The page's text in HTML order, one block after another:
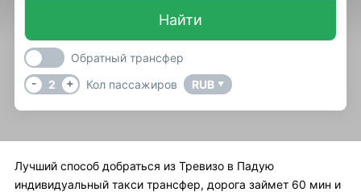
Найти
Обратный трансфер
-
2 + Кол пассажиров RUB ▼
Лучший способ добраться из Тревизо в Падую
индивидуальный такси трансфер, дорога займет 60 мин и